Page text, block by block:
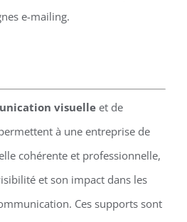
e-mailing.
visuelleet de
à une entreprise de
cohérente et professionnelle,
et son impact dans les
Ces supports sont